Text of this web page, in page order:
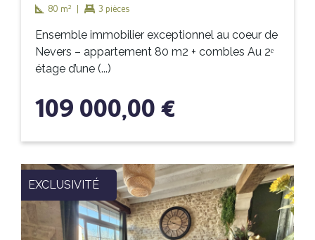
80 m² | 3 pièces
Ensemble immobilier exceptionnel au coeur de
Nevers – appartement 80 m2 + combles Au 2ᵉ
étage d’une (...)
109 000,00 €
EXCLUSIVITÉ